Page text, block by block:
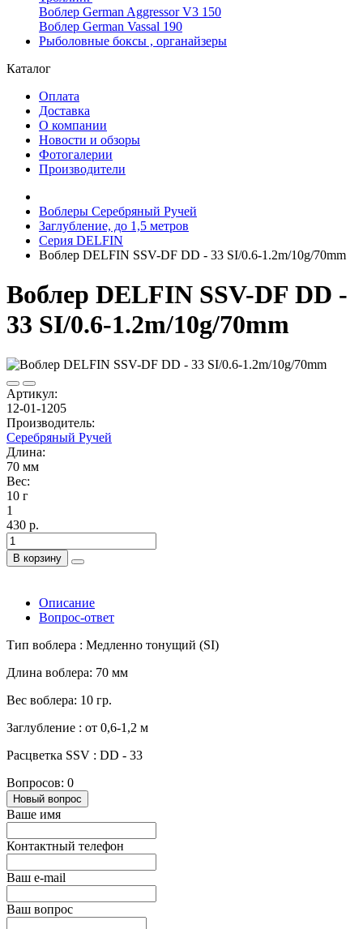
Воблер German Aggressor V3 150
Воблер German Vassal 190
Рыболовные боксы , органайзеры
Каталог
Оплата
Доставка
О компании
Новости и обзоры
Фотогалерии
Производители
Воблеры Серебряный Ручей
Заглубление, до 1,5 метров
Серия DELFIN
Воблер DELFIN SSV-DF DD - 33 SI/0.6-1.2m/10g/70mm
Воблер DELFIN SSV-DF DD -
33 SI/0.6-1.2m/10g/70mm
Артикул:
12-01-1205
Производитель:
Серебряный Ручей
Длина:
70 мм
Вес:
10 г
1
430 р.
В корзину
Описание
Вопрос-ответ
Тип воблера : Медленно тонущий (SI)
Длина воблера: 70 мм
Вес воблера: 10 гр.
Заглубление : от 0,6-1,2 м
Расцветка SSV : DD - 33
Вопросов: 0
Новый вопрос
Ваше имя
Контактный телефон
Ваш e-mail
Ваш вопрос